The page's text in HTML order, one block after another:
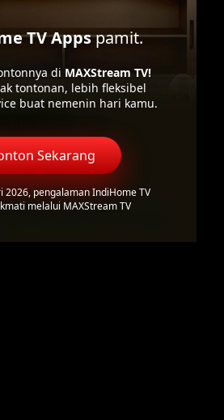
TV Appspamit.
di MAXStream TV!
tontonan, lebih fleksibel
buat nemenin hari kamu.
Sekarang
2026, pengalaman IndiHome TV
melalui MAXStream TV